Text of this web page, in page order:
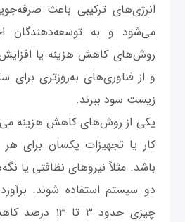
انرژی‌های ترکیبی باعث
می‌شود و به توسعه‌دهند‌گان
روش‌های کاهش هزینه یا
و از فناوری‌های به‌روزتری برای
زیست سود ببرند.
یکی از روش‌های کاهش هزینه
کار یا تجهیزات یکسان برای
باشد. مثلاً نیروهای نظافتی یا
دو سیستم استفاده شوند.
چیزی حدود ۳